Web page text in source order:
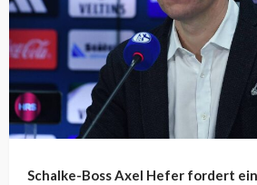
Schalke-Boss Axel Hefer fordert